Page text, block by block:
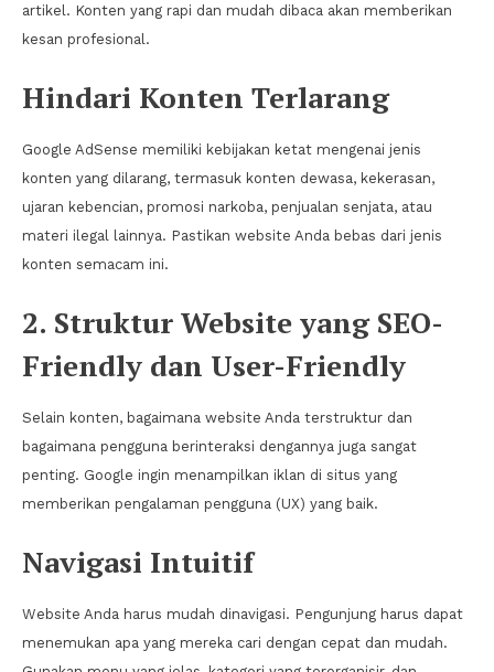
artikel. Konten yang rapi dan mudah dibaca akan memberikan
kesan profesional.
Hindari Konten Terlarang
Google AdSense memiliki kebijakan ketat mengenai jenis
konten yang dilarang, termasuk konten dewasa, kekerasan,
ujaran kebencian, promosi narkoba, penjualan senjata, atau
materi ilegal lainnya. Pastikan website Anda bebas dari jenis
konten semacam ini.
2. Struktur Website yang SEO-
Friendly dan User-Friendly
Selain konten, bagaimana website Anda terstruktur dan
bagaimana pengguna berinteraksi dengannya juga sangat
penting. Google ingin menampilkan iklan di situs yang
memberikan pengalaman pengguna (UX) yang baik.
Navigasi Intuitif
Website Anda harus mudah dinavigasi. Pengunjung harus dapat
menemukan apa yang mereka cari dengan cepat dan mudah.